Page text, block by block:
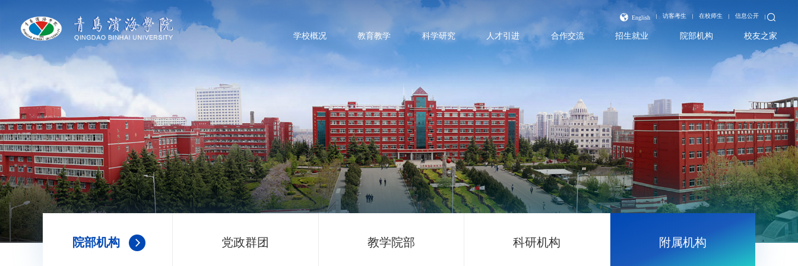
English 访客考生 在校师生 信息公开
学校概况 教育教学 科学研究 人才引进 合作交流 招生就业 院部机构 校友之家
院部机构 党政群团 教学院部 科研机构 附属机构